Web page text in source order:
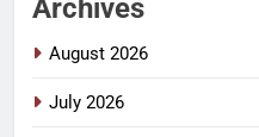
Archives
August 2026
July 2026